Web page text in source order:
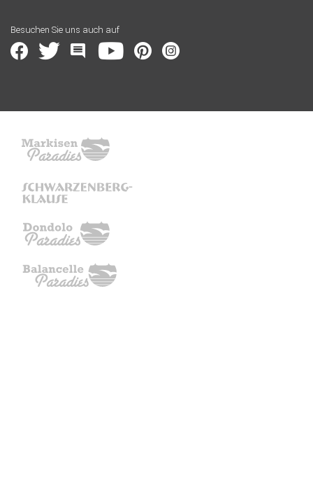
Besuchen Sie uns auch auf